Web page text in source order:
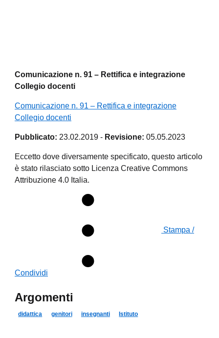
Comunicazione n. 91 – Rettifica e integrazione
Collegio docenti
Comunicazione n. 91 – Rettifica e integrazione
Collegio docenti
Pubblicato: 23.02.2019 - Revisione: 05.05.2023
Eccetto dove diversamente specificato, questo articolo
è stato rilasciato sotto Licenza Creative Commons
Attribuzione 4.0 Italia.
Stampa /
Condividi
Argomenti
didattica genitori insegnanti Istituto